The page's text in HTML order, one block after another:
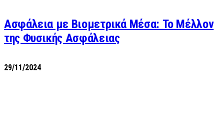
Ασφάλεια με Βιομετρικά Μέσα: Το Μέλλον
της Φυσικής Ασφάλειας
29/11/2024